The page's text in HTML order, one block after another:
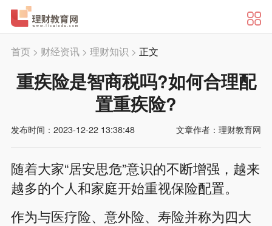
首页> 财经资讯> 理财知识 > 正文
重疾险是智商税吗?如何合理配
置重疾险?
发布时间：2023-12-22 13:38:48 文章作者：理财教育网
随着大家“居安思危”意识的不断增强，越来
越多的个人和家庭开始重视保险配置。
作为与医疗险、意外险、寿险并称为四大